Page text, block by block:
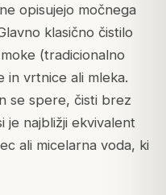
opisujejo močnega
klasično čistilo
(tradicionalno
in vrtnice ali mleka.
se spere, čisti brez
je najbližji ekvivalent
ali micelarna voda, ki